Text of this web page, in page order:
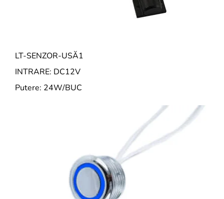
LT-SENZOR-USĂ1
INTRARE: DC12V
Putere: 24W/BUC